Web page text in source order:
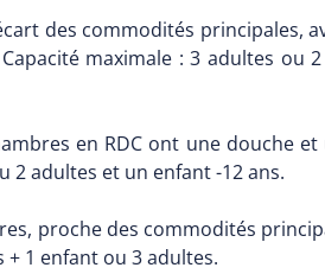
des commodités principales,
maximale : 3 adultes ou
en RDC ont une douche
2 adultes et un enfant -12 ans.
proche des commodités
1 enfant ou 3 adultes.